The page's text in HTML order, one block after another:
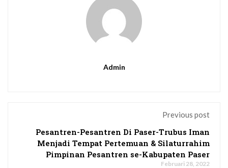
Admin
Previous post
Pesantren-Pesantren Di Paser-Trubus Iman
Menjadi Tempat Pertemuan & Silaturrahim
Pimpinan Pesantren se-Kabupaten Paser
Februari 28, 2022